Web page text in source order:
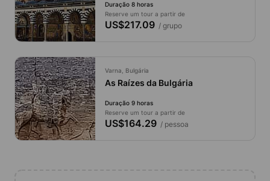
Duração 8 horas
Reserve um tour a partir de
US$217.09/ grupo
Varna, Bulgária
As Raízes da Bulgária
Duração 9 horas
Reserve um tour a partir de
US$164.29/ pessoa